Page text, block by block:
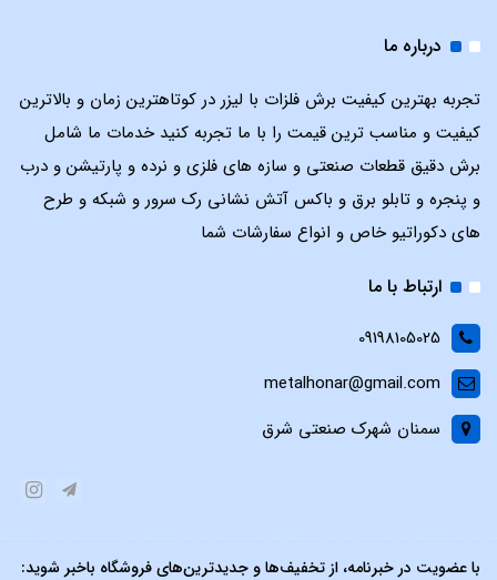
درباره ما
تجربه بهترین کیفیت برش فلزات با لیزر در کوتاهترین زمان و بالاترین
کیفیت و مناسب ترین قیمت را با ما تجربه کنید خدمات ما شامل
برش دقیق قطعات صنعتی و سازه های فلزی و نرده و پارتیشن و درب
و پنجره و تابلو برق و باکس آتش نشانی رک سرور و شبکه و طرح
های دکوراتیو خاص و انواع سفارشات شما
ارتباط با ما
09198105025
metalhonar@gmail.com
سمنان شهرک صنعتی شرق
با عضویت در خبرنامه، از تخفیف‌ها و جدیدترین‌های فروشگاه باخبر شوید: